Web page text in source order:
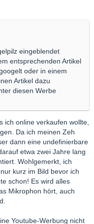
eingeblendet
entsprechenden Artikel
oder in einem
Artikel dazu
diesen Werbe
ich online verkaufen wollte,
Da ich meinen Zeh
dann eine undefinierbare
etwa zwei Jahre lang
Wohlgemerkt, ich
kurz im Bild bevor ich
schon! Es wird alles
Mikrophon hört, auch
Youtube-Werbung nicht